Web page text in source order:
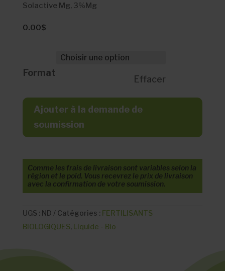
Solactive Mg, 3%Mg
0.00$
Format
Effacer
Ajouter à la demande de
soumission
Comme les frais de livraison sont variables selon la
région et le poid. Vous recevrez le prix de livraison
avec la confirmation de votre soumission.
UGS : ND Catégories : FERTILISANTS
BIOLOGIQUES, Liquide - Bio